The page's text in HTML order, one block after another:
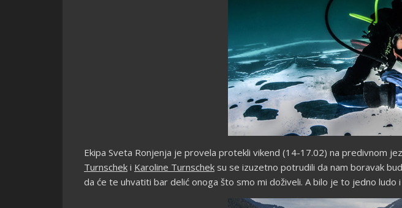
Ekipa Sveta Ronjenja je provela protekli vikend (14-17.02) na predivnom
Turnschek i Karoline Turnschek su se izuzetno potrudili da nam boravak
da će te uhvatiti bar delić onoga što smo mi doživeli. A bilo je to jedno ludo